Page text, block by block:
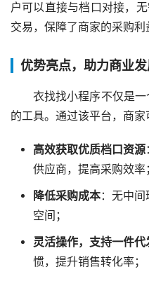
户可以直接与档口对接，
交易，保障了商家的采购利
优势亮点，助力商业
衣找找小程序不仅是
的工具。通过该平台，商家
高效获取优质档口资源
供应商，提高采购效率
降低采购成本：无中间
空间；
灵活操作，支持一件代
惯，提升销售转化率；